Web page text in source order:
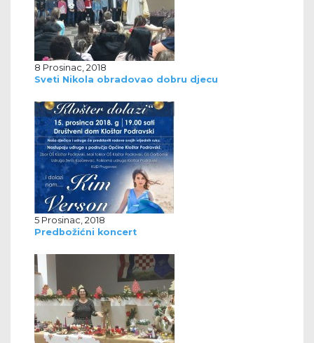
8 Prosinac, 2018
Sveti Nikola obradovao dobru djecu
5 Prosinac, 2018
Predbožićni koncert